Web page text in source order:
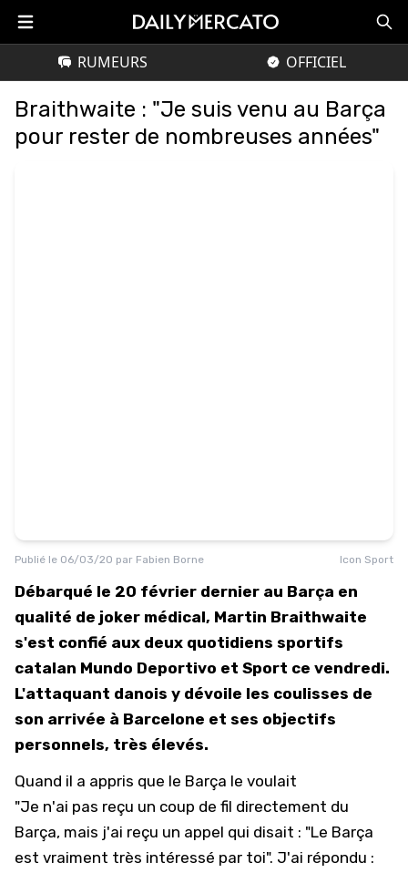
RUMEURS OFFICIEL
Braithwaite : "Je suis venu au Barça
pour rester de nombreuses années"
Publié le 06/03/20 par Fabien Borne Icon Sport
Débarqué le 20 février dernier au Barça en
qualité de joker médical, Martin Braithwaite
s'est confié aux deux quotidiens sportifs
catalan Mundo Deportivo et Sport ce vendredi.
L'attaquant danois y dévoile les coulisses de
son arrivée à Barcelone et ses objectifs
personnels, très élevés.
Quand il a appris que le Barça le voulait
"Je n'ai pas reçu un coup de fil directement du
Barça, mais j'ai reçu un appel qui disait : "Le Barça
est vraiment très intéressé par toi". J'ai répondu :